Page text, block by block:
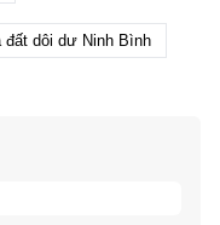
đất dôi dư Ninh Bình